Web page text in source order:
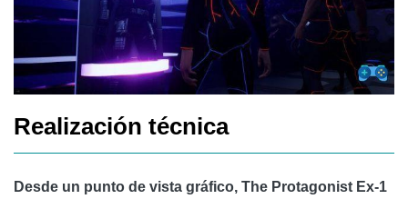
Realización técnica
Desde un punto de vista gráfico, The Protagonist Ex-1